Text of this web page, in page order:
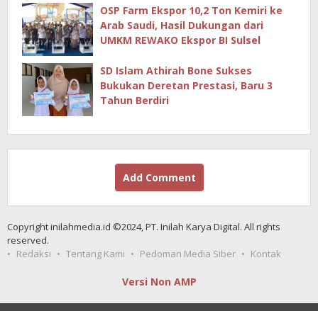
OSP Farm Ekspor 10,2 Ton Kemiri ke
Arab Saudi, Hasil Dukungan dari
UMKM REWAKO Ekspor BI Sulsel
SD Islam Athirah Bone Sukses
Bukukan Deretan Prestasi, Baru 3
Tahun Berdiri
Add Comment
Copyright inilahmedia.id ©2024, PT. Inilah Karya Digital. All rights
reserved.
Redaksi
Tentang Kami Pedoman Media Siber Kontak
Versi Non AMP